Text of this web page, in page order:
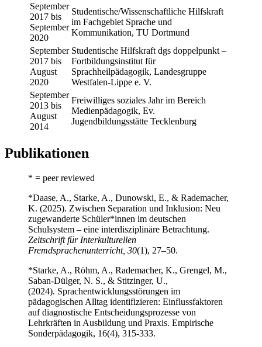
September
2017 bis
September
2020
Studentische/Wissenschaftliche Hilfskraft
im Fachgebiet Sprache und
Kommunikation, TU Dortmund
September
2017 bis
August
2020
Studentische Hilfskraft dgs doppelpunkt –
Fortbildungsinstitut für
Sprachheilpädagogik, Landesgruppe
Westfalen-Lippe e. V.
September
2013 bis
August
2014
Freiwilliges soziales Jahr im Bereich
Medienpädagogik, Ev.
Jugendbildungsstätte Tecklenburg
Publikationen
* = peer reviewed
*Daase, A., Starke, A., Dunowski, E., & Rademacher,
K. (2025). Zwischen Separation und Inklusion: Neu
zugewanderte Schüler*innen im deutschen
Schulsystem – eine interdisziplinäre Betrachtung.
Zeitschrift für Interkulturellen
Fremdsprachenunterricht, 30(1), 27–50.
*Starke, A., Röhm, A., Rademacher, K., Grengel, M.,
Saban-Dülger, N. S., & Stitzinger, U.,
(2024). Sprachentwicklungsstörungen im
pädagogischen Alltag identifizieren: Einflussfaktoren
auf diagnostische Entscheidungsprozesse von
Lehrkräften in Ausbildung und Praxis. Empirische
Sonderpädagogik, 16(4), 315-333.